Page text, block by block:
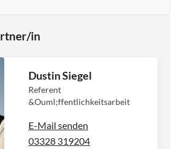
in
Dustin Siegel
Referent
&Ouml;ffentlichkeitsarbeit
E-Mail senden
03328 319204